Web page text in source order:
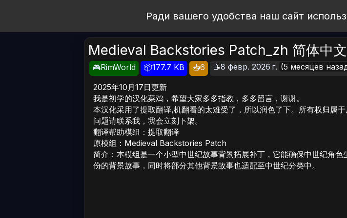
Ради вашего удобства наш сайт
Medieval Backstories Patch_zh 简体中
🎮RimWorld 📦177.7 KB 📥6 📝8 февр. 2026 г. (5 месяцев
2025年10月17日更新
我是初学的汉化菜鸡，希望大家多多指教，多多留言，谢谢。
本汉化采用了提取翻译,机翻看的太难受了，所以润色了下。所有权归属
问题请联系我，我会立刻下架。
翻译帮助模组：提取翻译
原模组：Medieval Backstories Patch
简介：本模组是一个小型中世纪故事背景拓展补丁，它能确保中世纪角色
份的背景故事，同时将部分其他背景故事也适配至中世纪分类中。